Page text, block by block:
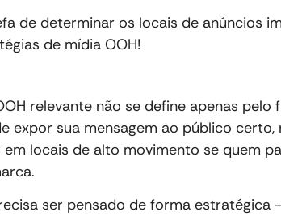
de determinar os locais de anúncios
de mídia OOH!
relevante não se define apenas pelo
expor sua mensagem ao público certo,
locais de alto movimento se quem
ser pensado de forma estratégica